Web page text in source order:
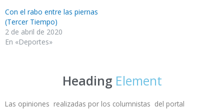
Con el rabo entre las piernas
(Tercer Tiempo)
2 de abril de 2020
En «Deportes»
Heading Element
Las opiniones realizadas por los columnistas del portal